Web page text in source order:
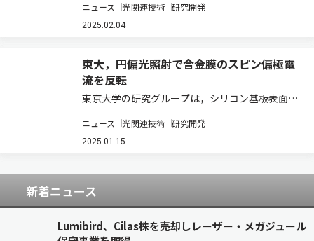
メタマテリアルを用いて，室温で光（マイクロ
波）と磁石が極めて強く結合した状態を実現した
い…
ニュース 光関連技術 研究開発
2025.02.04
東大，円偏光照射で合金膜のスピン偏極電
流を反転
東京大学の研究グループは，シリコン基板表面上
成し，そこに室温で円偏光を照射するとスピンの
向きのそろった電流が流れること，さらに円偏光
ニュース 光関連技術 研究開発
2025.01.15
新着ニュース
Lumibird、Cilas株を売却しレーザー・メガジュール